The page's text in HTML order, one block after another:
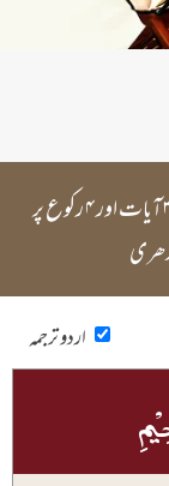
سورۃ محمد مع اردو ترجمہ۔ سورہ محمد مدنی سورہ ہے جو کہ ۳۸ آیات اور ۴ رکوع پر
اردو ترجمہ